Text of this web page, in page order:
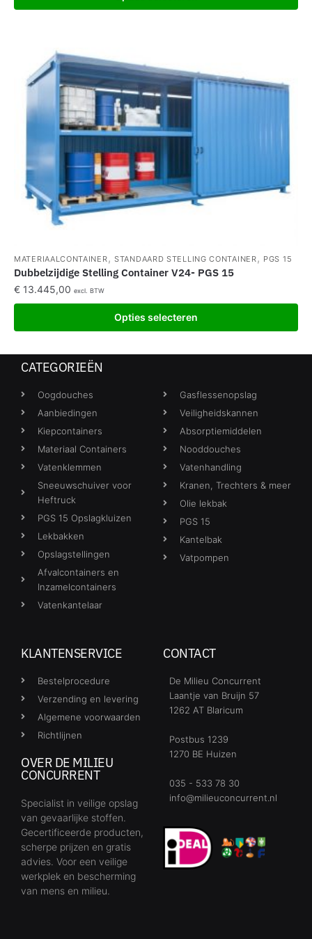
MATERIAALCONTAINER,STANDAARD STELLING CONTAINER, PGS 15
Dubbelzijdige Stelling Container V24- PGS 15
€ 13.445,00 excl. BTW
Opties selecteren
CATEGORIEËN
Oogdouches
Aanbiedingen
Kiepcontainers
Materiaal Containers
Vatenklemmen
Sneeuwschuiver voor
Heftruck
PGS 15 Opslagkluizen
Lekbakken
Opslagstellingen
Afvalcontainers en
Inzamelcontainers
Vatenkantelaar
Gasflessenopslag
Veiligheidskannen
Absorptiemiddelen
Nooddouches
Vatenhandling
Kranen, Trechters & meer
Olie lekbak
PGS 15
Kantelbak
Vatpompen
KLANTENSERVICE
Bestelprocedure
Verzending en levering
Algemene voorwaarden
Richtlijnen
OVER DE MILIEU
CONCURRENT
Specialist in veilige opslag
van gevaarlijke stoffen.
Gecertificeerde producten,
scherpe prijzen en gratis
advies. Voor een veilige
werkplek en bescherming
van mens en milieu.
CONTACT
De Milieu Concurrent
Laantje van Bruijn 57
1262 AT Blaricum
Postbus 1239
1270 BE Huizen
035 - 533 78 30
info@milieuconcurrent.nl